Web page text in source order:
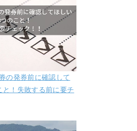
の発券前に確認して
！失敗する前に要チ